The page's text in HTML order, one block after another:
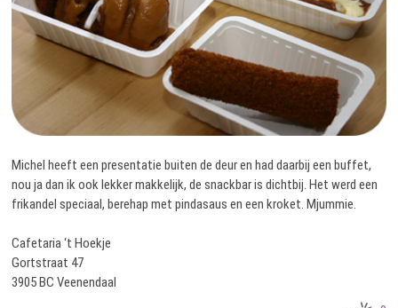
Michel heeft een presentatie buiten de deur en had daarbij een buffet,
nou ja dan ik ook lekker makkelijk, de snackbar is dichtbij. Het werd een
frikandel speciaal, berehap met pindasaus en een kroket. Mjummie.
Cafetaria ‘t Hoekje
Gortstraat 47
3905 BC Veenendaal